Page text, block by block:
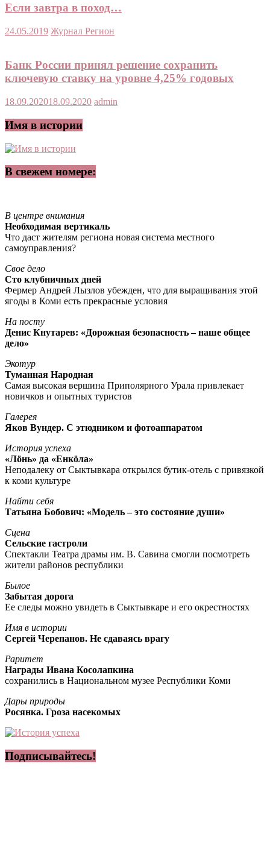
Если завтра в поход…
24.05.2019 Журнал Регион
Банк России принял решение сохранить
ключевую ставку на уровне 4,25% годовых
18.09.202018.09.2020 admin
Имя в истории
В свежем номере:
В центре внимания
Необходимая вертикаль
Что даст жителям региона новая система местного
самоуправления?
Свое дело
Сто клубничных дней
Фермер Андрей Лызлов убежден, что для выращивания этой
ягоды в Коми есть прекрасные условия
На посту
Денис Кнутарев: «Дорожная безопасность – наше общее
дело»
Экотур
Туманная Народная
Самая высокая вершина Приполярного Урала привлекает
новичков и опытных туристов
Галерея
Яков Вундер. С этюдником и фотоаппаратом
История успеха
«Лöнь» да «Енкöла»
Неподалеку от Сыктывкара открылся бутик-отель с привязкой
к коми культуре
Найти себя
Татьяна Бобович: «Модель – это состояние души»
Сцена
Сельские гастроли
Спектакли Театра драмы им. В. Савина смогли посмотреть
жители районов республики
Былое
Забытая дорога
Ее следы можно увидеть в Сыктывкаре и его окрестностях
Имя в истории
Сергей Черепанов. Не сдаваясь врагу
Раритет
Награды Ивана Косолапкина
сохранились в Национальном музее Республики Коми
Дары природы
Росянка. Гроза насекомых
Подписывайтесь!